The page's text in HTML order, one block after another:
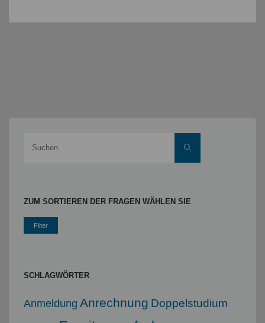
Suchen
ZUM SORTIEREN DER FRAGEN WÄHLEN SIE
SCHLAGWÖRTER
Anmeldung Anrechnung Doppelstudium